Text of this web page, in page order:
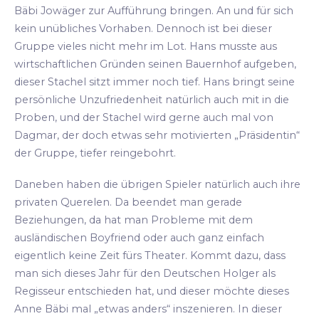
Bäbi Jowäger zur Aufführung bringen. An und für sich
kein unübliches Vorhaben. Dennoch ist bei dieser
Gruppe vieles nicht mehr im Lot. Hans musste aus
wirtschaftlichen Gründen seinen Bauernhof aufgeben,
dieser Stachel sitzt immer noch tief. Hans bringt seine
persönliche Unzufriedenheit natürlich auch mit in die
Proben, und der Stachel wird gerne auch mal von
Dagmar, der doch etwas sehr motivierten „Präsidentin“
der Gruppe, tiefer reingebohrt.
Daneben haben die übrigen Spieler natürlich auch ihre
privaten Querelen. Da beendet man gerade
Beziehungen, da hat man Probleme mit dem
ausländischen Boyfriend oder auch ganz einfach
eigentlich keine Zeit fürs Theater. Kommt dazu, dass
man sich dieses Jahr für den Deutschen Holger als
Regisseur entschieden hat, und dieser möchte dieses
Anne Bäbi mal „etwas anders“ inszenieren. In dieser